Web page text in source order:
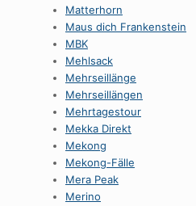
Matterhorn
Maus dich Frankenstein
MBK
Mehlsack
Mehrseillänge
Mehrseillängen
Mehrtagestour
Mekka Direkt
Mekong
Mekong-Fälle
Mera Peak
Merino